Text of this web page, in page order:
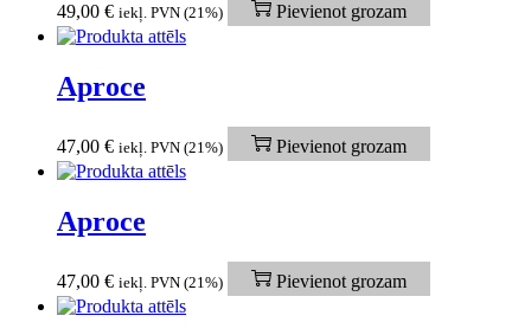
49,00 € iekļ. PVN (21%) Pievienot grozam
Aproce
47,00 € iekļ. PVN (21%) Pievienot grozam
Aproce
47,00 € iekļ. PVN (21%) Pievienot grozam